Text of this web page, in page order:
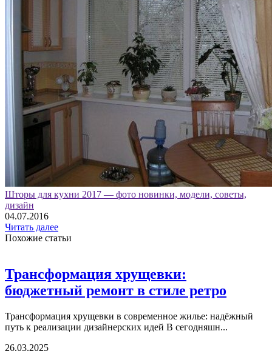
Шторы для кухни 2017 — фото новинки, модели, советы,
дизайн
04.07.2016
Читать далее
Похожие статьи
Трансформация хрущевки:
бюджетный ремонт в стиле ретро
Трансформация хрущевки в современное жилье: надёжный
путь к реализации дизайнерских идей В сегодняшн...
26.03.2025